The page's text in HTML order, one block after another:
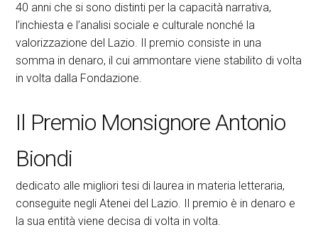
40 anni che si sono distinti per la capacità narrativa,
l’inchiesta e l’analisi sociale e culturale nonché la
valorizzazione del Lazio. Il premio consiste in una
somma in denaro, il cui ammontare viene stabilito di volta
in volta dalla Fondazione.
Il Premio Monsignore Antonio
Biondi
dedicato alle migliori tesi di laurea in materia letteraria,
conseguite negli Atenei del Lazio. Il premio è in denaro e
la sua entità viene decisa di volta in volta.